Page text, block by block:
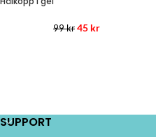
99kr 45 kr
SUPPORT